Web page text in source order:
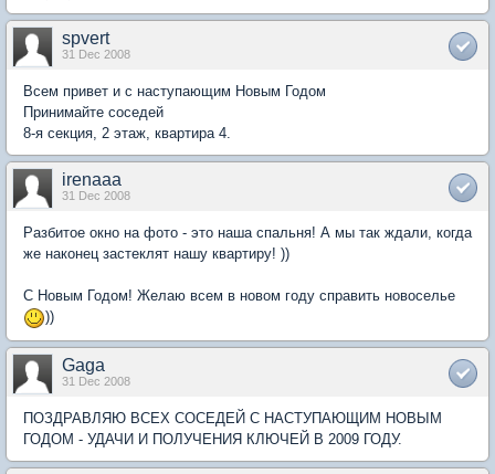
spvert
31 Dec 2008
Всем привет и с наступающим Новым Годом
Принимайте соседей
8-я секция, 2 этаж, квартира 4.
irenaaa
31 Dec 2008
Разбитое окно на фото - это наша спальня! А мы так ждали, когда
же наконец застеклят нашу квартиру! ))
С Новым Годом! Желаю всем в новом году справить новоселье
))
Gaga
31 Dec 2008
ПОЗДРАВЛЯЮ ВСЕХ СОСЕДЕЙ С НАСТУПАЮЩИМ НОВЫМ
ГОДОМ - УДАЧИ И ПОЛУЧЕНИЯ КЛЮЧЕЙ В 2009 ГОДУ.